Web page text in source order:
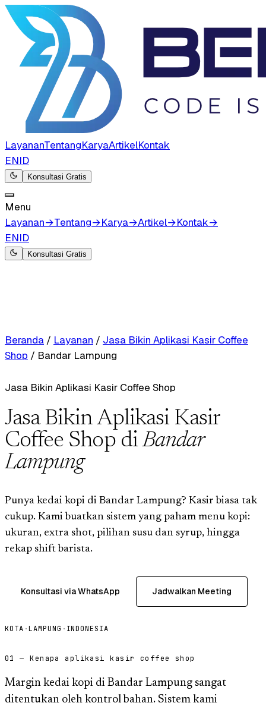
LayananTentangKaryaArtikelKontak
ENID
Konsultasi Gratis
Menu
Layanan→Tentang→Karya→Artikel→Kontak→
ENID
Konsultasi Gratis
Beranda / Layanan / Jasa Bikin Aplikasi Kasir Coffee
Shop / Bandar Lampung
Jasa Bikin Aplikasi Kasir Coffee Shop
Jasa Bikin Aplikasi Kasir
Coffee Shop diBandar
Lampung
Punya kedai kopi di Bandar Lampung? Kasir biasa tak
cukup. Kami buatkan sistem yang paham menu kopi:
ukuran, extra shot, pilihan susu dan syrup, hingga
rekap shift barista.
Konsultasi via WhatsApp Jadwalkan Meeting
KOTA ·LAMPUNG · INDONESIA
01 — Kenapa aplikasi kasir coffee shop
Margin kedai kopi di Bandar Lampung sangat
ditentukan oleh kontrol bahan. Sistem kami